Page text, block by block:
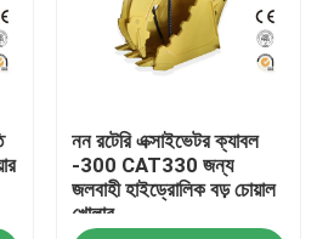
নন রটেরি এক্সাইভেটর ক্যাবল
-300 CAT330 জন্য
জলবাহী হাইড্রোলিক বড় চোয়াল
খোলার